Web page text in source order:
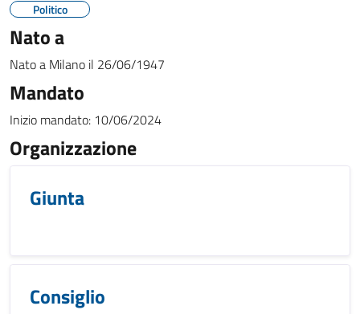
Politico
Nato a
Nato a Milano il 26/06/1947
Mandato
Inizio mandato: 10/06/2024
Organizzazione
Giunta
Consiglio